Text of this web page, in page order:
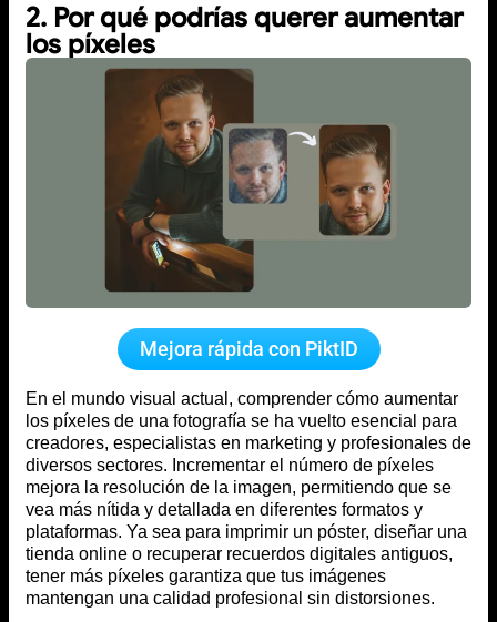
2. Por qué podrías querer aumentar
los píxeles
Mejora rápida con PiktID
En el mundo visual actual, comprender cómo aumentar
los píxeles de una fotografía se ha vuelto esencial para
creadores, especialistas en marketing y profesionales de
diversos sectores. Incrementar el número de píxeles
mejora la resolución de la imagen, permitiendo que se
vea más nítida y detallada en diferentes formatos y
plataformas. Ya sea para imprimir un póster, diseñar una
tienda online o recuperar recuerdos digitales antiguos,
tener más píxeles garantiza que tus imágenes
mantengan una calidad profesional sin distorsiones.